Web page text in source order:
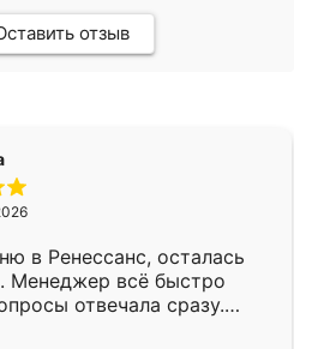
отзыв
в Ренессанс, осталась
Менеджер всё быстро
отвечала сразу.
в субботу, подошёл к